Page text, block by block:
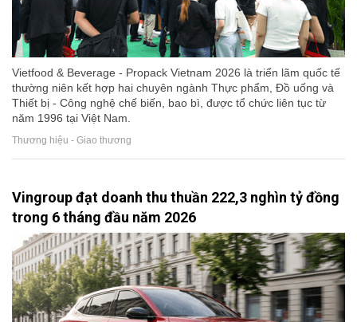
Vietfood & Beverage - Propack Vietnam 2026 là triển lãm quốc tế
thường niên kết hợp hai chuyên ngành Thực phẩm, Đồ uống và
Thiết bị - Công nghệ chế biến, bao bì, được tổ chức liên tục từ
năm 1996 tại Việt Nam.
Thương hiệu - Giao thương
Vingroup đạt doanh thu thuần 222,3 nghìn tỷ đồng
trong 6 tháng đầu năm 2026